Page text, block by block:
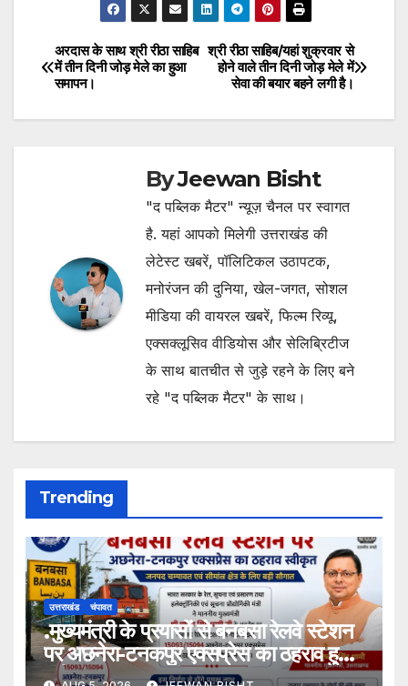
Post
navigation
श्री रीठा साहिब/यहां शुक्रवार से
होने वाले तीन दिनी जोड़ मेले में
सेवा की बयार बहने लगी है।
अरदास के साथ श्री रीठा साहिब
में तीन दिनी जोड़ मेले का हुआ
समापन।
ByJeewan Bisht
"द पब्लिक मैटर" न्यूज़ चैनल पर स्वागत
है. यहां आपको मिलेगी उत्तराखंड की
लेटेस्ट खबरें, पॉलिटिकल उठापटक,
मनोरंजन की दुनिया, खेल-जगत, सोशल
मीडिया की वायरल खबरें, फिल्म रिव्यू,
एक्सक्लूसिव वीडियोस और सेलिब्रिटीज
के साथ बातचीत से जुड़े रहने के लिए बने
रहे "द पब्लिक मैटर" के साथ।
Trending
उत्तराखंड चंपावत
.मुख्यमंत्री के प्रयासों से बनबसा रेलवे स्टेशन
पर अछनेरा-टनकपुर एक्सप्रेस का ठहराव हुआ
स्वीकृत